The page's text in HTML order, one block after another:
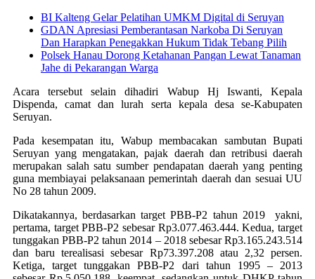
BI Kalteng Gelar Pelatihan UMKM Digital di Seruyan
GDAN Apresiasi Pemberantasan Narkoba Di Seruyan
Dan Harapkan Penegakkan Hukum Tidak Tebang Pilih
Polsek Hanau Dorong Ketahanan Pangan Lewat Tanaman
Jahe di Pekarangan Warga
Acara tersebut selain dihadiri Wabup Hj Iswanti, Kepala
Dispenda, camat dan lurah serta kepala desa se-Kabupaten
Seruyan.
Pada kesempatan itu, Wabup membacakan sambutan Bupati
Seruyan yang mengatakan, pajak daerah dan retribusi daerah
merupakan salah satu sumber pendapatan daerah yang penting
guna membiayai pelaksanaan pemerintah daerah dan sesuai UU
No 28 tahun 2009.
Dikatakannya, berdasarkan target PBB-P2 tahun 2019 yakni,
pertama, target PBB-P2 sebesar Rp3.077.463.444. Kedua, target
tunggakan PBB-P2 tahun 2014 – 2018 sebesar Rp3.165.243.514
dan baru terealisasi sebesar Rp73.397.208 atau 2,32 persen.
Ketiga, target tunggakan PBB-P2 dari tahun 1995 – 2013